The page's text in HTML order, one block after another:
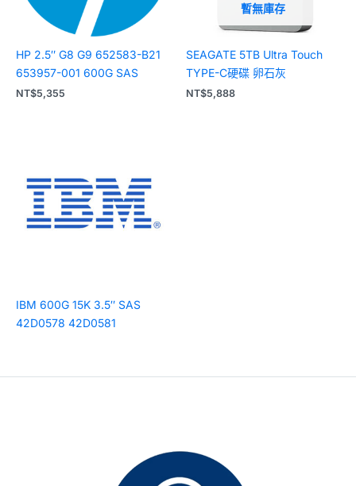
HP 2.5″ G8 G9 652583-B21
653957-001 600G SAS
NT$5,355
暫無庫存
SEAGATE 5TB Ultra Touch
TYPE-C硬碟 卵石灰
NT$5,888
IBM 600G 15K 3.5″ SAS
42D0578 42D0581